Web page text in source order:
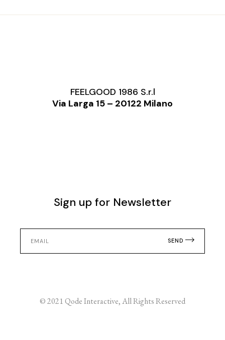
FEELGOOD 1986 S.r.l
Via Larga 15 – 20122 Milano
Sign up for Newsletter
SEND
© 2021Qode Interactive, All Rights Reserved